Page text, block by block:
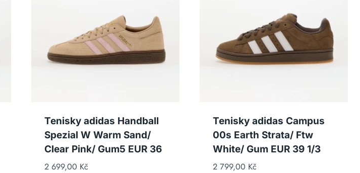
Tenisky adidas Handball
Spezial W Warm Sand/
Clear Pink/ Gum5 EUR 36
2 699,00 Kč
Tenisky adidas Campus
00s Earth Strata/ Ftw
White/ Gum EUR 39 1/3
2 799,00 Kč